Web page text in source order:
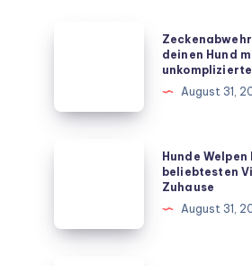
Hund
deinen Hund
August 31,
beliebtesten
Hunde Welpen
beliebtesten
Zuhause
August 31,